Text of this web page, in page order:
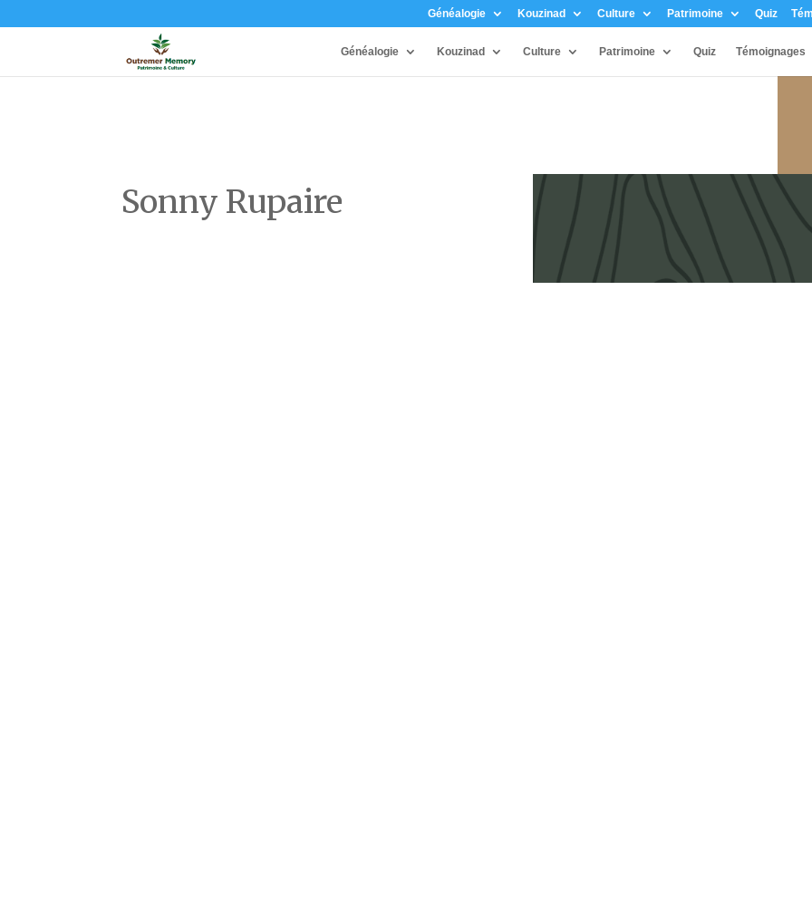
Généalogie Kouzinad Culture Patrimoine Quiz
Généalogie Kouzinad Culture Patrimoine Quiz Témoignages
Sonny Rupaire